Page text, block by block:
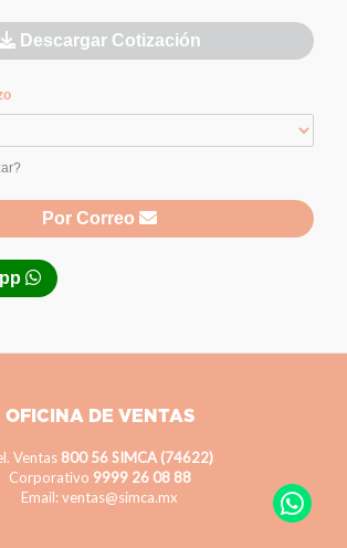
Descargar Cotización
Por Correo
OFICINA DE VENTAS
Ventas 800 56 SIMCA (74622)
Corporativo 9999 26 08 88
Email: ventas@simca.mx